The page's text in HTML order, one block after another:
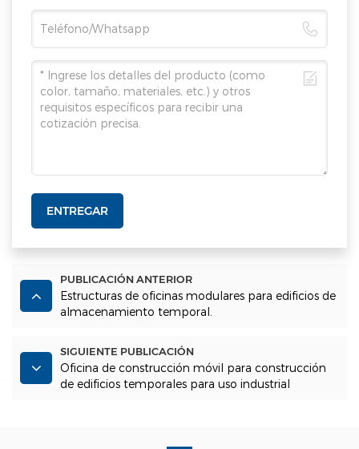
ENTREGAR
PUBLICACIÓN ANTERIOR
Estructuras de oficinas modulares para edificios de
almacenamiento temporal.
SIGUIENTE PUBLICACIÓN
Oficina de construcción móvil para construcción
de edificios temporales para uso industrial